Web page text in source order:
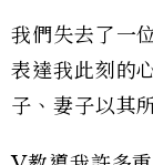
我們失去了一
表達我此刻的
子、妻子以其